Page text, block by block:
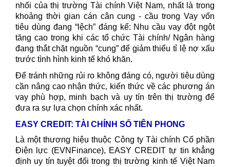
nhối của thị trường Tài chính Việt Nam, nhất là trong
khoảng thời gian cán cân cung - cầu trong Vay vốn
tiêu dùng đang “lệch” đáng kể: Nhu cầu vay đột ngột
tăng cao trong khi các tổ chức Tài chính/ Ngân hàng
đang thắt chặt nguồn “cung” để giảm thiểu tỉ lệ nợ xấu
trước tình hình kinh tế khó khăn.
Để tránh những rủi ro không đáng có, người tiêu dùng
cần nâng cao nhận thức, kiến thức về các phương án
vay phù hợp, minh bạch và uy tín trên thị trường để
đưa ra sự lựa chọn chính xác nhất.
EASY CREDIT: TÀI CHÍNH SỐ TIÊN PHONG
Là một thương hiệu thuộc Công ty Tài chính Cổ phần
Điện lực (EVNFinance), EASY CREDIT tự tin khẳng
định uy tín tuyệt đối trong thị trường kinh tế Việt Nam